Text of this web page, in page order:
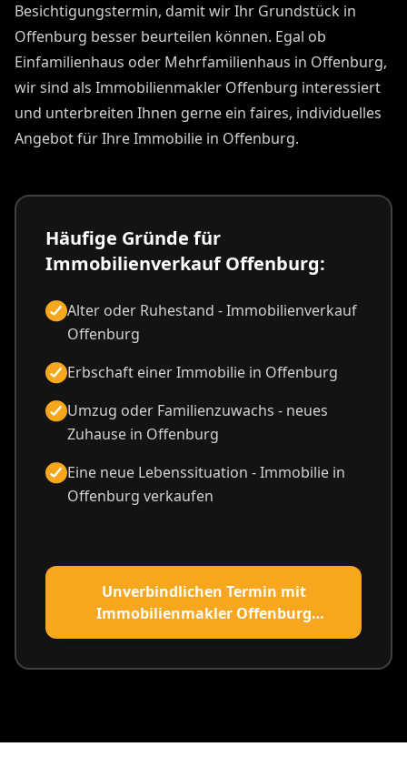
Besichtigungstermin, damit wir Ihr Grundstück in
Offenburg besser beurteilen können. Egal ob
Einfamilienhaus oder Mehrfamilienhaus in Offenburg,
wir sind als Immobilienmakler Offenburg interessiert
und unterbreiten Ihnen gerne ein faires, individuelles
Angebot für Ihre Immobilie in Offenburg.
Häufige Gründe für
Immobilienverkauf Offenburg:
Alter oder Ruhestand - Immobilienverkauf
Offenburg
Erbschaft einer Immobilie in Offenburg
Umzug oder Familienzuwachs - neues
Zuhause in Offenburg
Eine neue Lebenssituation - Immobilie in
Offenburg verkaufen
Unverbindlichen Termin mit
Immobilienmakler Offenburg
vereinbaren